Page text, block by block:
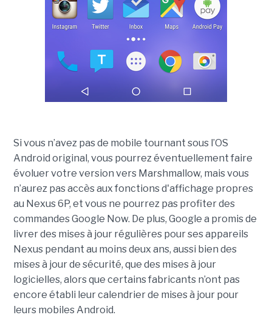
Si vous n’avez pas de mobile tournant sous l’OS
Android original, vous pourrez éventuellement faire
évoluer votre version vers Marshmallow, mais vous
n’aurez pas accès aux fonctions d'affichage propres
au Nexus 6P, et vous ne pourrez pas profiter des
commandes Google Now. De plus, Google a promis de
livrer des mises à jour régulières pour ses appareils
Nexus pendant au moins deux ans, aussi bien des
mises à jour de sécurité, que des mises à jour
logicielles, alors que certains fabricants n’ont pas
encore établi leur calendrier de mises à jour pour
leurs mobiles Android.